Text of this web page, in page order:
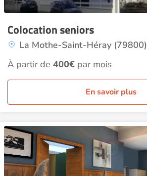
Colocation seniors
La Mothe-Saint-Héray (79800)
À partir de 400€ par mois
En savoir plus